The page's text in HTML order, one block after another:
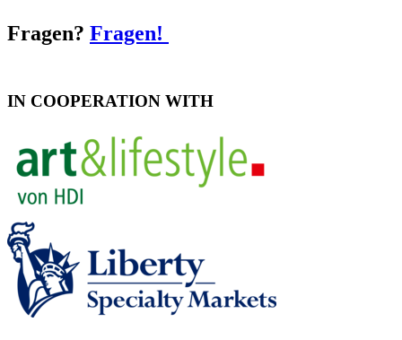
Fragen? Fragen!
IN COOPERATION WITH